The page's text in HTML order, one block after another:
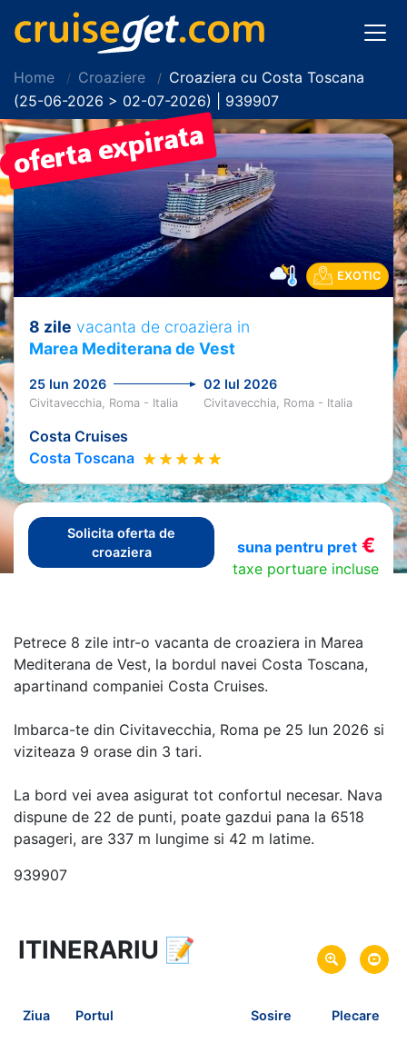
Home Croaziere
Croaziera cu Costa Toscana
(25-06-2026 > 02-07-2026) | 939907
PRET REDUS!
EXOTIC
8 zile vacanta de croaziera in
Marea Mediterana de Vest
25 Iun 2026 02 Iul 2026
Civitavecchia, Roma - Italia Civitavecchia, Roma - Italia
Costa Cruises
Costa Toscana
Solicita oferta de
croaziera
suna pentru pret€
taxe portuare incluse
Petrece 8 zile intr-o vacanta de croaziera in Marea
Mediterana de Vest, la bordul navei Costa Toscana,
apartinand companiei Costa Cruises.
Imbarca-te din Civitavecchia, Roma pe 25 Iun 2026 si
viziteaza 9 orase din 3 tari.
La bord vei avea asigurat tot confortul necesar. Nava
dispune de 22 de punti, poate gazdui pana la 6518
pasageri, are 337 m lungime si 42 m latime.
939907
8 zile vacanta de croaziera in
Marea Mediterana de Vest -
Plecare pe 25 Iun 2026
din Civitavecchia, Roma,
ITINERARIU 📝
Ziua Portul Sosire Plecare